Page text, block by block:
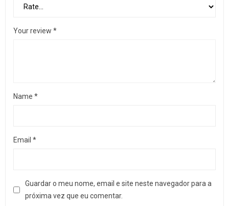
Your review *
Name *
Email *
Guardar o meu nome, email e site neste navegador para a
próxima vez que eu comentar.